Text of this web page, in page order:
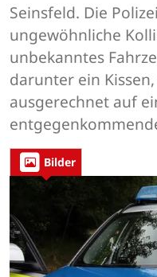
Seinsfeld. Die
ungewöhnliche
unbekanntes
darunter ein
ausgerechnet auf
Bilder